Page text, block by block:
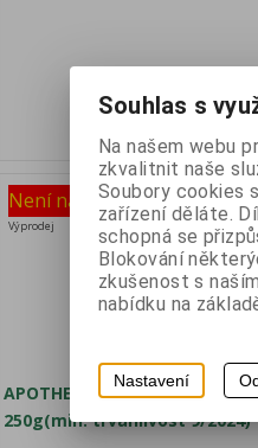
Vaše cena
Vaše
Není na skladě
Výprodej
APOTHEKE Pohádkový sirup
250g(min. trvanlivost 9/2024)
Souhlas s
Na našem webu
zkvalitnit naše
Soubory cookies
zařízení děláte.
schopná se
Blokování
zkušenost s
nabídku na
Nastavení